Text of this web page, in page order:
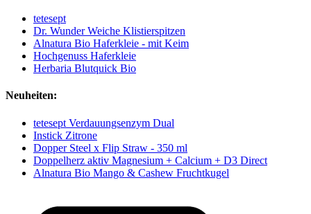
tetesept
Dr. Wunder Weiche Klistierspitzen
Alnatura Bio Haferkleie - mit Keim
Hochgenuss Haferkleie
Herbaria Blutquick Bio
Neuheiten:
tetesept Verdauungsenzym Dual
Instick Zitrone
Dopper Steel x Flip Straw - 350 ml
Doppelherz aktiv Magnesium + Calcium + D3 Direct
Alnatura Bio Mango & Cashew Fruchtkugel